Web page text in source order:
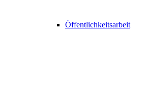
Öffentlichkeitsarbeit